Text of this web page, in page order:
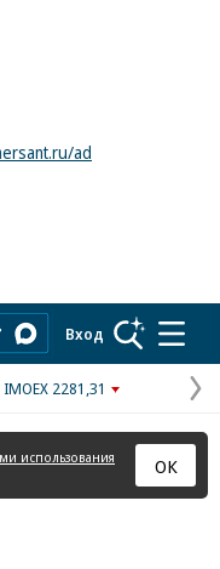
ad
Вход
IMOEX 2281,31
использования
ОК